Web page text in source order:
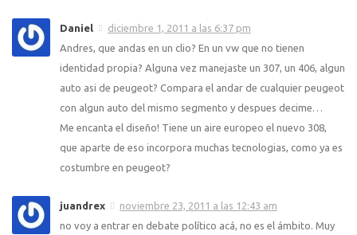
Daniel
diciembre 1, 2011 a las 6:37 pm
Andres, que andas en un clio? En un vw que no tienen
identidad propia? Alguna vez manejaste un 307, un 406, algun
auto asi de peugeot? Compara el andar de cualquier peugeot
con algun auto del mismo segmento y despues decime…
Me encanta el diseño! Tiene un aire europeo el nuevo 308,
que aparte de eso incorpora muchas tecnologias, como ya es
costumbre en peugeot?
juandrex
noviembre 23, 2011 a las 12:43 am
no voy a entrar en debate político acá, no es el ámbito. Muy